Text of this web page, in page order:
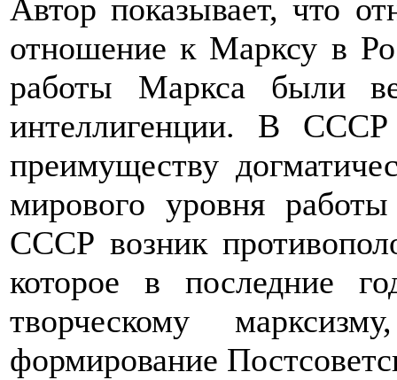
Автор показывает, что
отношение к Марксу в
работы Маркса были
интеллигенции. В
преимуществу
мирового уровня
СССР возник
которое в последние
творческому
формирование